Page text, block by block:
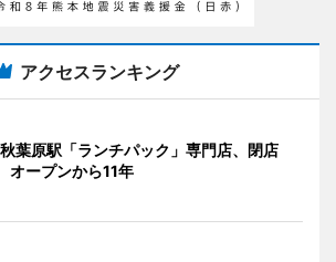
アクセスランキング
葉原駅「ランチパック」専門店、閉店
ープンから11年